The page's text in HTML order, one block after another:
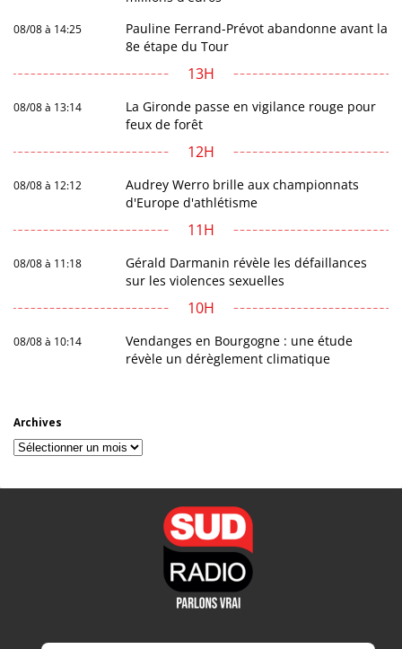
08/08 à 14:25
Pauline Ferrand-Prévot abandonne avant la
8e étape du Tour
13H
08/08 à 13:14
La Gironde passe en vigilance rouge pour
feux de forêt
12H
08/08 à 12:12
Audrey Werro brille aux championnats
d'Europe d'athlétisme
11H
08/08 à 11:18
Gérald Darmanin révèle les défaillances
sur les violences sexuelles
10H
08/08 à 10:14
Vendanges en Bourgogne : une étude
révèle un dérèglement climatique
Archives
Archives